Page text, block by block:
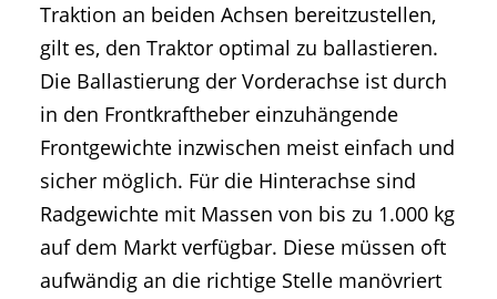
Traktion an beiden Achsen bereitzustellen,
gilt es, den Traktor optimal zu ballastieren.
Die Ballastierung der Vorderachse ist durch
in den Frontkraftheber einzuhängende
Frontgewichte inzwischen meist einfach und
sicher möglich. Für die Hinterachse sind
Radgewichte mit Massen von bis zu 1.000 kg
auf dem Markt verfügbar. Diese müssen oft
aufwändig an die richtige Stelle manövriert